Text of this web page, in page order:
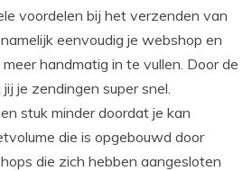
voordelen bij het verzenden van
eenvoudig je webshop en
handmatig in te vullen. Door de
je zendingen super snel.
stuk minder doordat je kan
die is opgebouwd door
die zich hebben aangesloten